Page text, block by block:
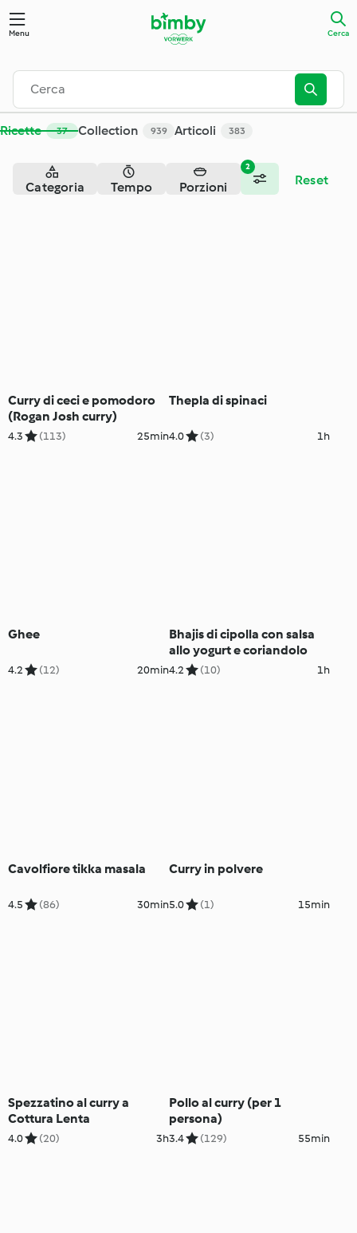
Menu Cerca
Ricette 37 Collection 939 Articoli 383
2
Categoria Tempo Porzioni Reset
Curry di ceci e pomodoro
(Rogan Josh curry)
4.3 (113) 25min
Thepla di spinaci
4.0 (3) 1h
Ghee
4.2 (12) 20min
Bhajis di cipolla con salsa
allo yogurt e coriandolo
4.2 (10) 1h
Cavolfiore tikka masala
4.5 (86) 30min
Curry in polvere
5.0 (1) 15min
Spezzatino al curry a
Cottura Lenta
4.0 (20) 3h
Pollo al curry (per 1
persona)
3.4 (129) 55min
Cerca - Cookidoo® – la nostra piattaforma ufficiale di ricette